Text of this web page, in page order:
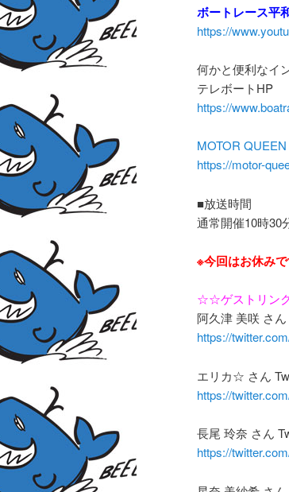
ボートレース平
https://
何かと便利なイ
テレボートHP
https://
MOTOR QUEEN
https://motor-
■放送時間
通常開催10時30
※今回はお休み
☆☆ゲストリン
阿久津 美咲 さん
https://
エリカ☆ さん
https://
長尾 玲奈 さん
https://